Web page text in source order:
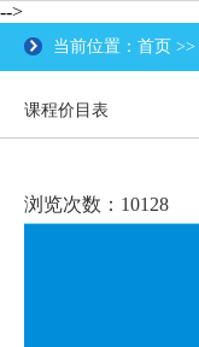
-->
当前位置：首页
课程价目表
浏览次数：10128